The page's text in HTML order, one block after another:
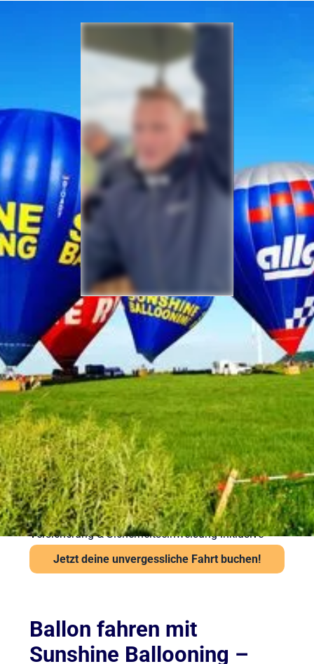
Sicherheit bei Ihrer
Ballonfahrt – Gut
vorbereitet in die Luft
Sicherheit steht bei Sunshine Ballooning an erster
Stelle. Jede Ballonfahrt findet nur bei stabiler
Wetterlage statt. Unsere Piloten prüfen Wind und
Sicht vor jedem Start über das Flugwetteramt.
Wichtige Hinweise:
Ab 6 Jahren und mindestens 120 cm Körpergröße
Kein besonderes Schuhwerk erforderlich, aber
festes empfohlen
Auch bei leichter Höhenangst problemlos möglich
Versicherung & Sicherheitseinweisung inklusive
Jetzt deine unvergessliche Fahrt buchen!
Ballon fahren mit
Sunshine Ballooning –